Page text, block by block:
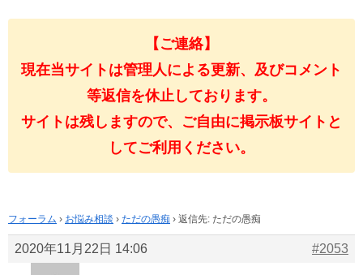
【ご連絡】
現在当サイトは管理人による更新、及びコメント
等返信を休止しております。
サイトは残しますので、ご自由に掲示板サイトと
してご利用ください。
フォーラム › お悩み相談 › ただの愚痴 › 返信先: ただの愚痴
2020年11月22日 14:06 #2053